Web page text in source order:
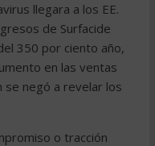
llegara a los EE.
de Surfacide
350 por ciento año,
en las ventas
se negó a revelar los
o tracción